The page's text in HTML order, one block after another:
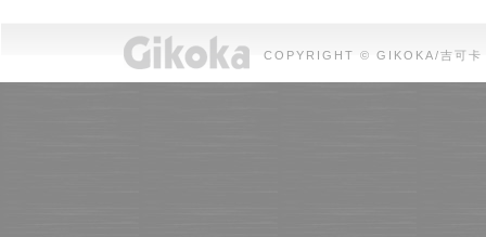
COPYRIGHT © GIKOKA/吉可